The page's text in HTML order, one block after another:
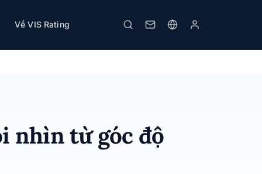
Về VIS Rating In
nhìn từ góc độ